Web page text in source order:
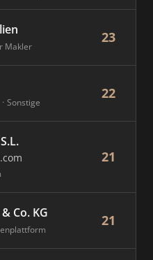
Makler
23
Sonstige
22
21
Co. KG 21